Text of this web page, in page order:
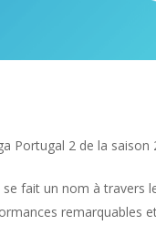
Portugal 2 de la saison
fait un nom à travers
remarquables